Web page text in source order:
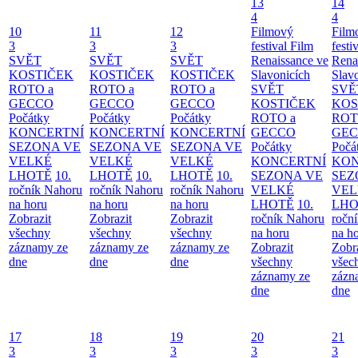
10
3
SVĚT
KOSTIČEK
ROTO a
GECCO
Počátky
KONCERTNÍ
SEZONA VE
VELKÉ
LHOTĚ 10.
ročník Nahoru
na horu
Zobrazit
všechny
záznamy ze
dne
11
3
SVĚT
KOSTIČEK
ROTO a
GECCO
Počátky
KONCERTNÍ
SEZONA VE
VELKÉ
LHOTĚ 10.
ročník Nahoru
na horu
Zobrazit
všechny
záznamy ze
dne
12
3
SVĚT
KOSTIČEK
ROTO a
GECCO
Počátky
KONCERTNÍ
SEZONA VE
VELKÉ
LHOTĚ 10.
ročník Nahoru
na horu
Zobrazit
všechny
záznamy ze
dne
13
4
Filmový
festival Film
Renaissance ve
Slavonicích
SVĚT
KOSTIČEK
ROTO a
GECCO
Počátky
KONCERTNÍ
SEZONA VE
VELKÉ
LHOTĚ 10.
ročník Nahoru
na horu
Zobrazit
všechny
záznamy ze
dne
14
4
na
dne
17
3
18
3
19
3
20
3
21
3